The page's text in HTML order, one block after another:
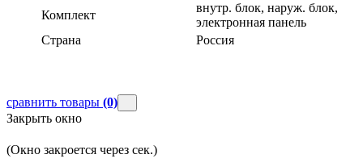
Комплект
внутр. блок, наруж. блок,
электронная панель
Страна
Россия
сравнить товары (0)
Закрыть окно
(Окно закроется через сек.)